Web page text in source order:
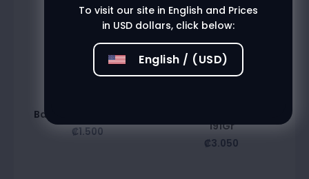
Badia Cayenne 49Gr
₡1.500
191Gr
₡3.050
To visit our site in English and Prices
in USD dollars, click below:
English / (USD)